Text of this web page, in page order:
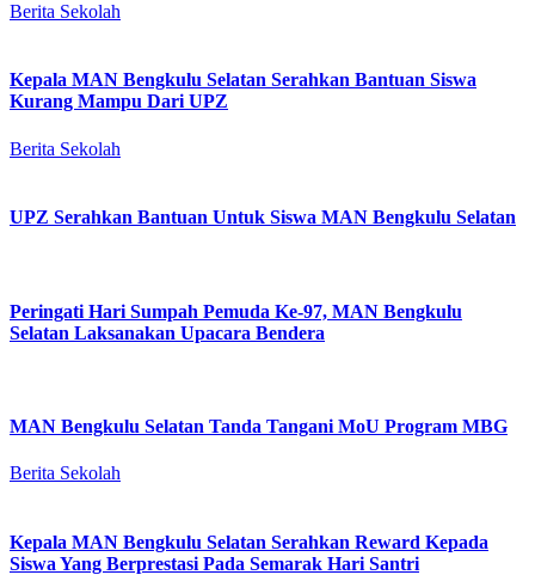
Berita Sekolah
Kepala MAN Bengkulu Selatan Serahkan Bantuan Siswa
Kurang Mampu Dari UPZ
Berita Sekolah
UPZ Serahkan Bantuan Untuk Siswa MAN Bengkulu Selatan
Peringati Hari Sumpah Pemuda Ke-97, MAN Bengkulu
Selatan Laksanakan Upacara Bendera
MAN Bengkulu Selatan Tanda Tangani MoU Program MBG
Berita Sekolah
Kepala MAN Bengkulu Selatan Serahkan Reward Kepada
Siswa Yang Berprestasi Pada Semarak Hari Santri